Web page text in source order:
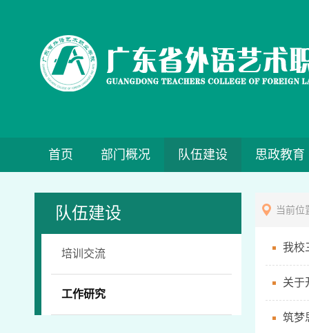
首页 部门概况 队伍建设 思政教育
队伍建设
培训交流
工作研究
当前
我校
关于
筑梦